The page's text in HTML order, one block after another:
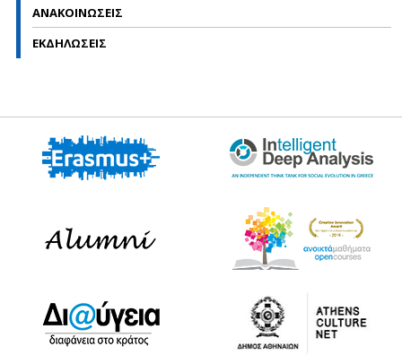
ΑΝΑΚΟΙΝΩΣΕΙΣ
ΕΚΔΗΛΩΣΕΙΣ